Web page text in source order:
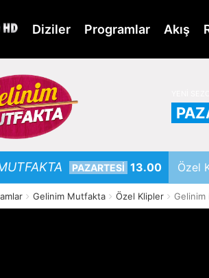
Diziler Programlar Akış
PAZARTESİ 13.00 Özel
Gelinim Mutfakta Özel Klipler Gelinim